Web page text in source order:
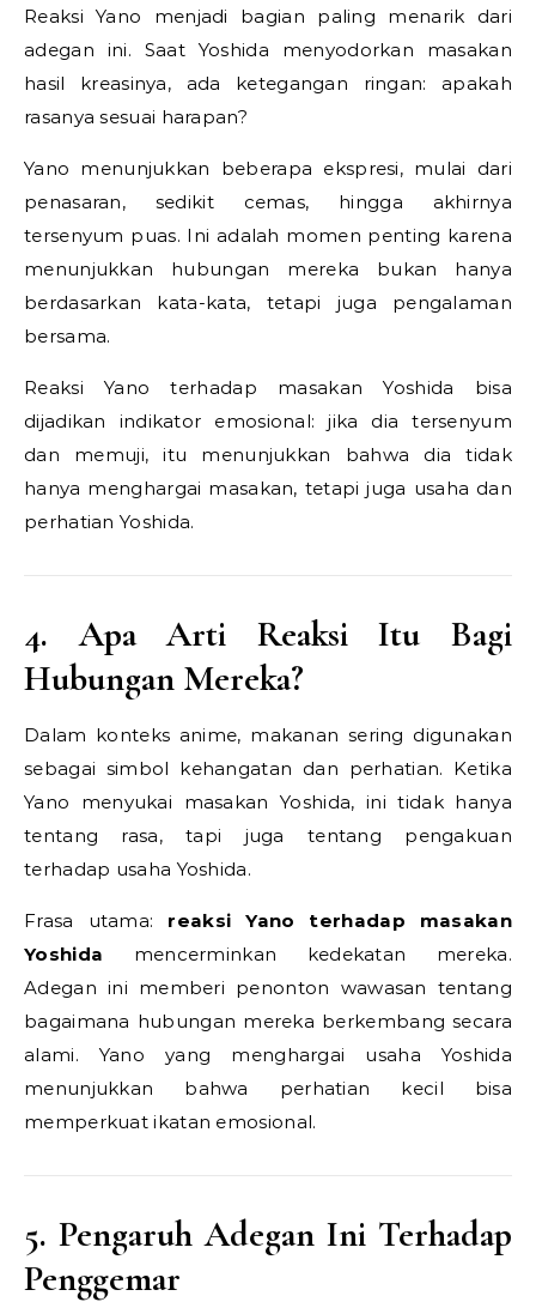
Reaksi Yano menjadi bagian paling menarik dari
adegan ini. Saat Yoshida menyodorkan masakan
hasil kreasinya, ada ketegangan ringan: apakah
rasanya sesuai harapan?
Yano menunjukkan beberapa ekspresi, mulai dari
penasaran, sedikit cemas, hingga akhirnya
tersenyum puas. Ini adalah momen penting karena
menunjukkan hubungan mereka bukan hanya
berdasarkan kata-kata, tetapi juga pengalaman
bersama.
Reaksi Yano terhadap masakan Yoshida bisa
dijadikan indikator emosional: jika dia tersenyum
dan memuji, itu menunjukkan bahwa dia tidak
hanya menghargai masakan, tetapi juga usaha dan
perhatian Yoshida.
4. Apa Arti Reaksi Itu Bagi
Hubungan Mereka?
Dalam konteks anime, makanan sering digunakan
sebagai simbol kehangatan dan perhatian. Ketika
Yano menyukai masakan Yoshida, ini tidak hanya
tentang rasa, tapi juga tentang pengakuan
terhadap usaha Yoshida.
Frasa utama: reaksi Yano terhadap masakan
Yoshida mencerminkan kedekatan mereka.
Adegan ini memberi penonton wawasan tentang
bagaimana hubungan mereka berkembang secara
alami. Yano yang menghargai usaha Yoshida
menunjukkan bahwa perhatian kecil bisa
memperkuat ikatan emosional.
5. Pengaruh Adegan Ini Terhadap
Penggemar